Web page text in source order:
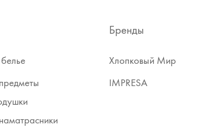
Бренды
Хлопковый Мир
IMPRESA